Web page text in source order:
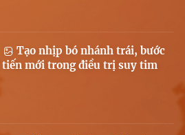
Tạo nhịp bó nhánh trái, bước
tiến mới trong điều trị suy tim